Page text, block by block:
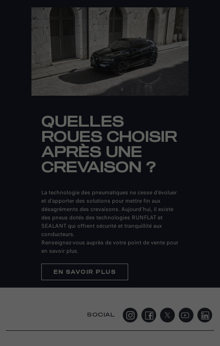
QUELLES
ROUES CHOISIR
APRÈS UNE
CREVAISON ?
La technologie des pneumatiques ne cesse d'évoluer
et d'apporter des solutions pour mettre fin aux
désagréments des crevaisons. Aujourd'hui, il existe
des pneus dotés des technologies RUNFLAT et
SEALANT qui offrent sécurité et tranquillité aux
conducteurs.
Renseignez-vous auprès de votre point de vente pour
en savoir plus.
EN SAVOIR PLUS
SOCIAL